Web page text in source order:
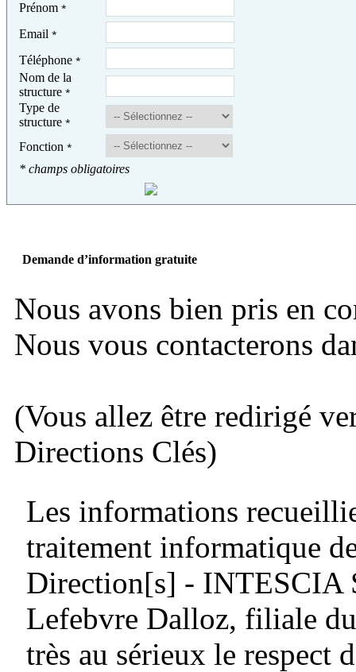
Prénom *
Email *
Téléphone *
Nom de la
structure *
Type de
structure *
Fonction *
* champs obligatoires
Demande d’information gratuite
Nous avons bien pris en
Nous vous contacterons
(Vous allez être redirigé
Directions Clés)
Les informations
traitement informatique
Direction[s] - INTESCIA
Lefebvre Dalloz, filiale
très au sérieux le respect